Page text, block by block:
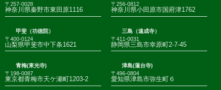
〒257-0028
神奈川県秦野市東田原1116
〒256-0812
神奈川県小田原市国府津1762
甲斐（功徳院）
〒400-0124
山梨県甲斐市中下条1621
三島（遠成寺）
〒411-0031
静岡県三島市幸原町2-7-45
青梅(東光寺)
〒198-0087
東京都青梅市天ケ瀬町1203-2
津島(蓮台寺)
〒496-0804
愛知県津島市弥生町６